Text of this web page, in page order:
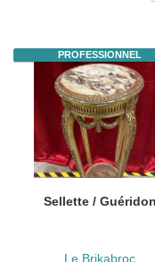
PROFESSIONNEL
Sellette / Guéridon
Le Brikabroc